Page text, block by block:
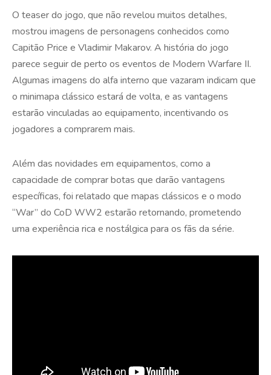
O teaser do jogo, que não revelou muitos detalhes,
mostrou imagens de personagens conhecidos como
Capitão Price e Vladimir Makarov. A história do jogo
parece seguir de perto os eventos de Modern Warfare II.
Algumas imagens do alfa interno que vazaram indicam que
o minimapa clássico estará de volta, e as vantagens
estarão vinculadas ao equipamento, incentivando os
jogadores a comprarem mais.
Além das novidades em equipamentos, como a
capacidade de comprar botas que darão vantagens
específicas, foi relatado que mapas clássicos e o modo
“War” do CoD WW2 estarão retornando, prometendo
uma experiência rica e nostálgica para os fãs da série.